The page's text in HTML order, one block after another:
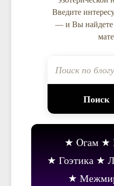
Введите
— и Вы
Поиск
Oгам
Гоэтика